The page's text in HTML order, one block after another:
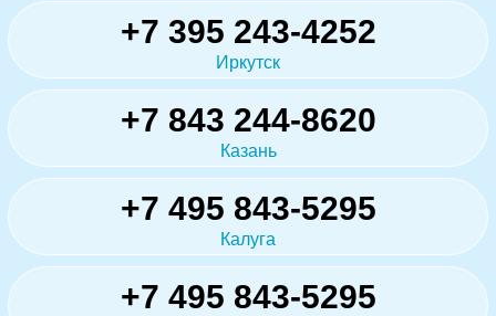
+7 395 243-4252
Иркутск
+7 843 244-8620
Казань
+7 495 843-5295
Калуга
+7 495 843-5295